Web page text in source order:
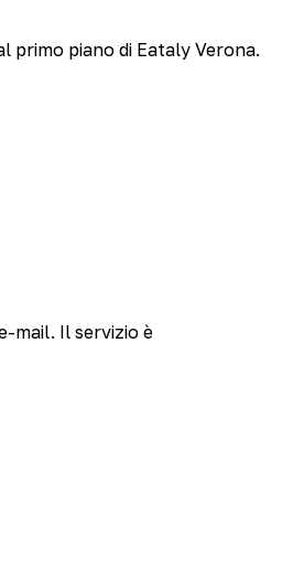
primo piano di Eataly Verona.
mail. Il servizio è